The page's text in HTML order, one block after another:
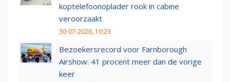
koptelefoonoplader rook in cabine
veroorzaakt
30-07-2026, 10:23
Bezoekersrecord voor Farnborough
Airshow: 41 procent meer dan de vorige
keer